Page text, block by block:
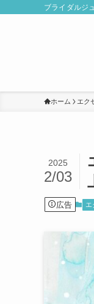
ブライダルジ
ホーム エク
2025
2/03
広告